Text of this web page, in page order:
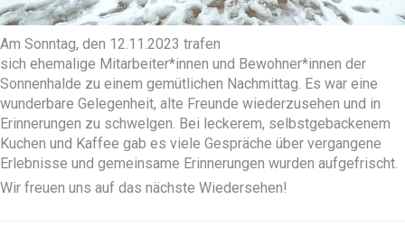
Am Sonntag, den 12.11.2023 trafen
sich ehemalige Mitarbeiter*innen und Bewohner*innen der
Sonnenhalde zu einem gemütlichen Nachmittag. Es war eine
wunderbare Gelegenheit, alte Freunde wiederzusehen und in
Erinnerungen zu schwelgen. Bei leckerem, selbstgebackenem
Kuchen und Kaffee gab es viele Gespräche über vergangene
Erlebnisse und gemeinsame Erinnerungen wurden aufgefrischt.
Wir freuen uns auf das nächste Wiedersehen!